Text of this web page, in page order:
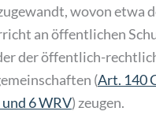
wovon etwa
an öffentlichen
der öffentlich-
(Art. 140
6 WRV) zeugen.